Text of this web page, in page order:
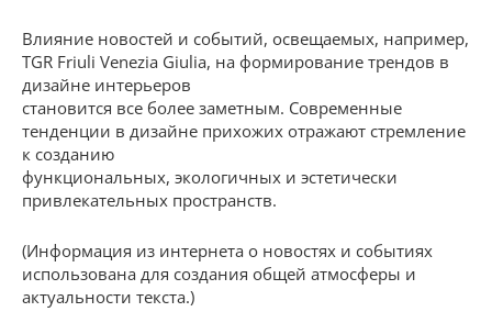
Влияние новостей и событий, освещаемых, например,
TGR Friuli Venezia Giulia, на формирование трендов в
дизайне интерьеров
становится все более заметным. Современные
тенденции в дизайне прихожих отражают стремление
к созданию
функциональных, экологичных и эстетически
привлекательных пространств.
(Информация из интернета о новостях и событиях
использована для создания общей атмосферы и
актуальности текста.)